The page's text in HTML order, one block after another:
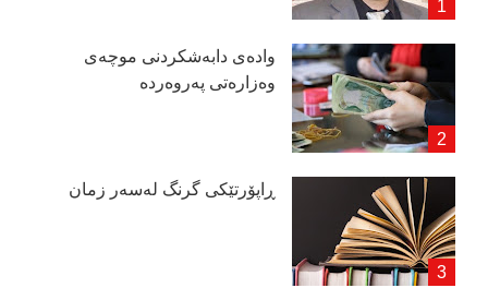
وادەی دابەشكردنی موچەی
وەزارەتی پەروەردە
ڕاپۆرتێكی گرنگ لەسەر زمان